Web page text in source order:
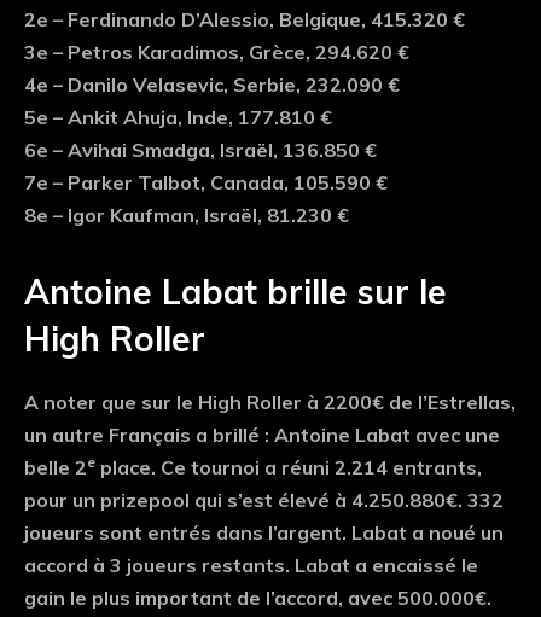
2e – Ferdinando D’Alessio, Belgique, 415.320 €
3e – Petros Karadimos, Grèce, 294.620 €
4e – Danilo Velasevic, Serbie, 232.090 €
5e – Ankit Ahuja, Inde, 177.810 €
6e – Avihai Smadga, Israël, 136.850 €
7e – Parker Talbot, Canada, 105.590 €
8e – Igor Kaufman, Israël, 81.230 €
Antoine Labat brille sur le
High Roller
A noter que sur le High Roller à 2200€ de l’Estrellas,
un autre Français a brillé : Antoine Labat avec une
belle 2e place. Ce tournoi a réuni 2.214 entrants,
pour un prizepool qui s’est élevé à 4.250.880€. 332
joueurs sont entrés dans l’argent. Labat a noué un
accord à 3 joueurs restants. Labat a encaissé le
gain le plus important de l’accord, avec 500.000€.